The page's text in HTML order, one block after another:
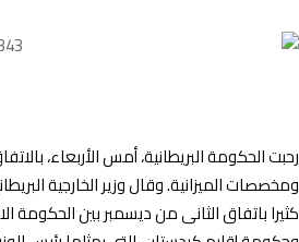
رحبت الحكومة البريطانية، أمس الأربعاء،
ومخصصات الميزانية.‏ وقال وزير الخارجية
كثيرا باتفاق الثانى من ديسمبر بين ‏الحكومة